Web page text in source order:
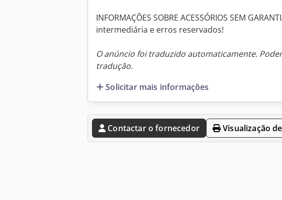
INFORMAÇÕES SOBRE ACESSÓRIOS SEM
intermediária e erros reservados!
O anúncio foi traduzido automaticamente.
tradução.
Solicitar mais informações
Contactar o fornecedor Visualização